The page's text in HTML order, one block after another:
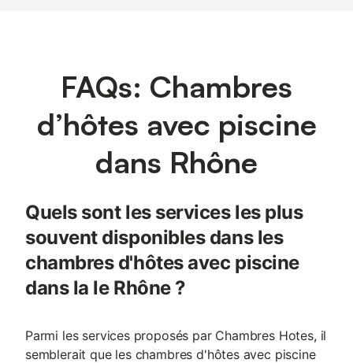
FAQs: Chambres
d’hôtes avec piscine
dans Rhône
Quels sont les services les plus
souvent disponibles dans les
chambres d'hôtes avec piscine
dans la le Rhône ?
Parmi les services proposés par Chambres Hotes, il
semblerait que les chambres d'hôtes avec piscine